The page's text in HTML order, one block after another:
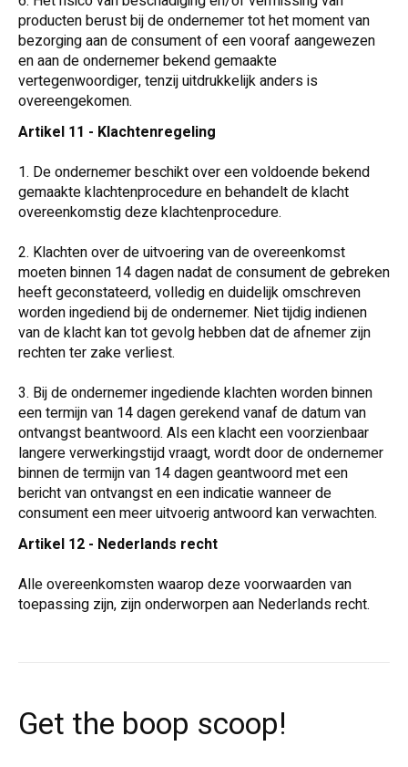
producten berust bij de ondernemer tot het moment van
bezorging aan de consument of een vooraf aangewezen
en aan de ondernemer bekend gemaakte
vertegenwoordiger, tenzij uitdrukkelijk anders is
overeengekomen.
Artikel 11 - Klachtenregeling
1. De ondernemer beschikt over een voldoende bekend
gemaakte klachtenprocedure en behandelt de klacht
overeenkomstig deze klachtenprocedure.
2. Klachten over de uitvoering van de overeenkomst
moeten binnen 14 dagen nadat de consument de gebreken
heeft geconstateerd, volledig en duidelijk omschreven
worden ingediend bij de ondernemer. Niet tijdig indienen
van de klacht kan tot gevolg hebben dat de afnemer zijn
rechten ter zake verliest.
3. Bij de ondernemer ingediende klachten worden binnen
een termijn van 14 dagen gerekend vanaf de datum van
ontvangst beantwoord. Als een klacht een voorzienbaar
langere verwerkingstijd vraagt, wordt door de ondernemer
binnen de termijn van 14 dagen geantwoord met een
bericht van ontvangst en een indicatie wanneer de
consument een meer uitvoerig antwoord kan verwachten.
Artikel 12 - Nederlands recht
Alle overeenkomsten waarop deze voorwaarden van
toepassing zijn, zijn onderworpen aan Nederlands recht.
Get the boop scoop!